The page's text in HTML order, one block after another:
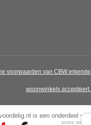
voorwaarden van CBW erkende
woonwinkels accepteert.
is een onderdeel van